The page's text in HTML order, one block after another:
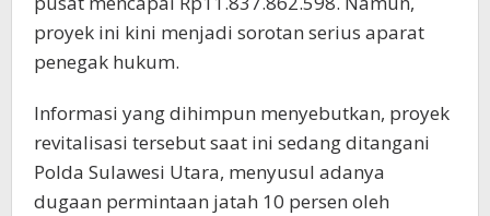
proyek ini kini menjadi sorotan serius aparat
penegak hukum.
Informasi yang dihimpun menyebutkan, proyek
revitalisasi tersebut saat ini sedang ditangani
Polda Sulawesi Utara, menyusul adanya
dugaan permintaan jatah 10 persen oleh